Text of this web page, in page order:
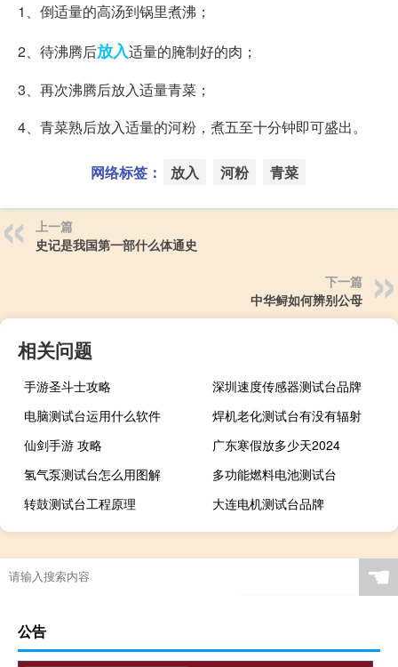
1、倒适量的高汤到锅里煮沸；
2、待沸腾后放入适量的腌制好的肉；
3、再次沸腾后放入适量青菜；
4、青菜熟后放入适量的河粉，煮五至十分钟即可盛出。
网络标签： 放入 河粉 青菜
上一篇
史记是我国第一部什么体通史
下一篇
中华鲟如何辨别公母
相关问题
手游圣斗士攻略
深圳速度传感器测试台品牌
电脑测试台运用什么软件
焊机老化测试台有没有辐射
仙剑手游 攻略
广东寒假放多少天2024
氢气泵测试台怎么用图解
多功能燃料电池测试台
转鼓测试台工程原理
大连电机测试台品牌
☚
公告